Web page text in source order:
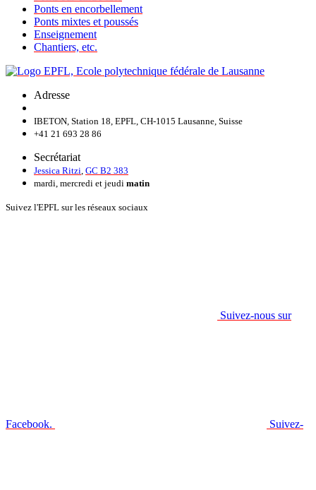
Ponts en encorbellement
Ponts mixtes et poussés
Enseignement
Chantiers, etc.
Adresse
IBETON, Station 18, EPFL, CH-1015 Lausanne, Suisse
+41 21 693 28 86
Secrétariat
Jessica Ritzi GC B2 383
mardi, mercredi et jeudi matin
Suivez l'EPFL sur les réseaux sociaux
Suivez-nous sur
Facebook. Suivez-